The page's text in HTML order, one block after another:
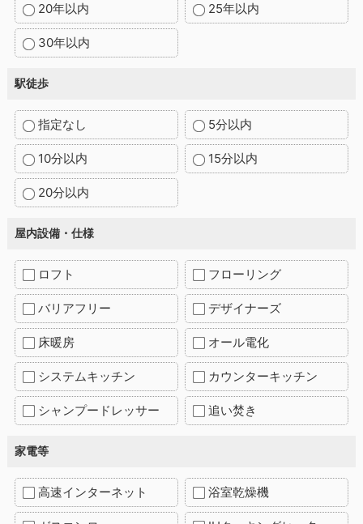
20年以内 25年以内
30年以内
駅徒歩
指定なし 5分以内
10分以内 15分以内
20分以内
屋内設備・仕様
ロフト フローリング
バリアフリー デザイナーズ
床暖房 オール電化
システムキッチン カウンターキッチン
シャンプードレッサー 追い焚き
家電等
高速インターネット 浴室乾燥機